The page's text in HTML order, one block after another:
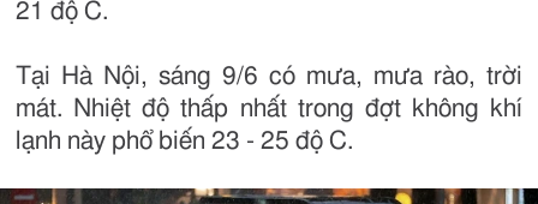
21 độ C.
Tại Hà Nội, sáng 9/6 có mưa, mưa rào, trời
mát. Nhiệt độ thấp nhất trong đợt không khí
lạnh này phổ biến 23 - 25 độ C.